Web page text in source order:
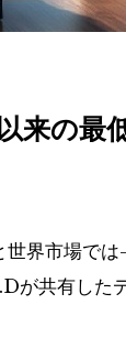
来の最
界市場では
が共有した